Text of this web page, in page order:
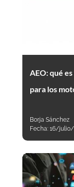
AEO: qué
para los
Borja Sánchez
Fecha: 16/julio/